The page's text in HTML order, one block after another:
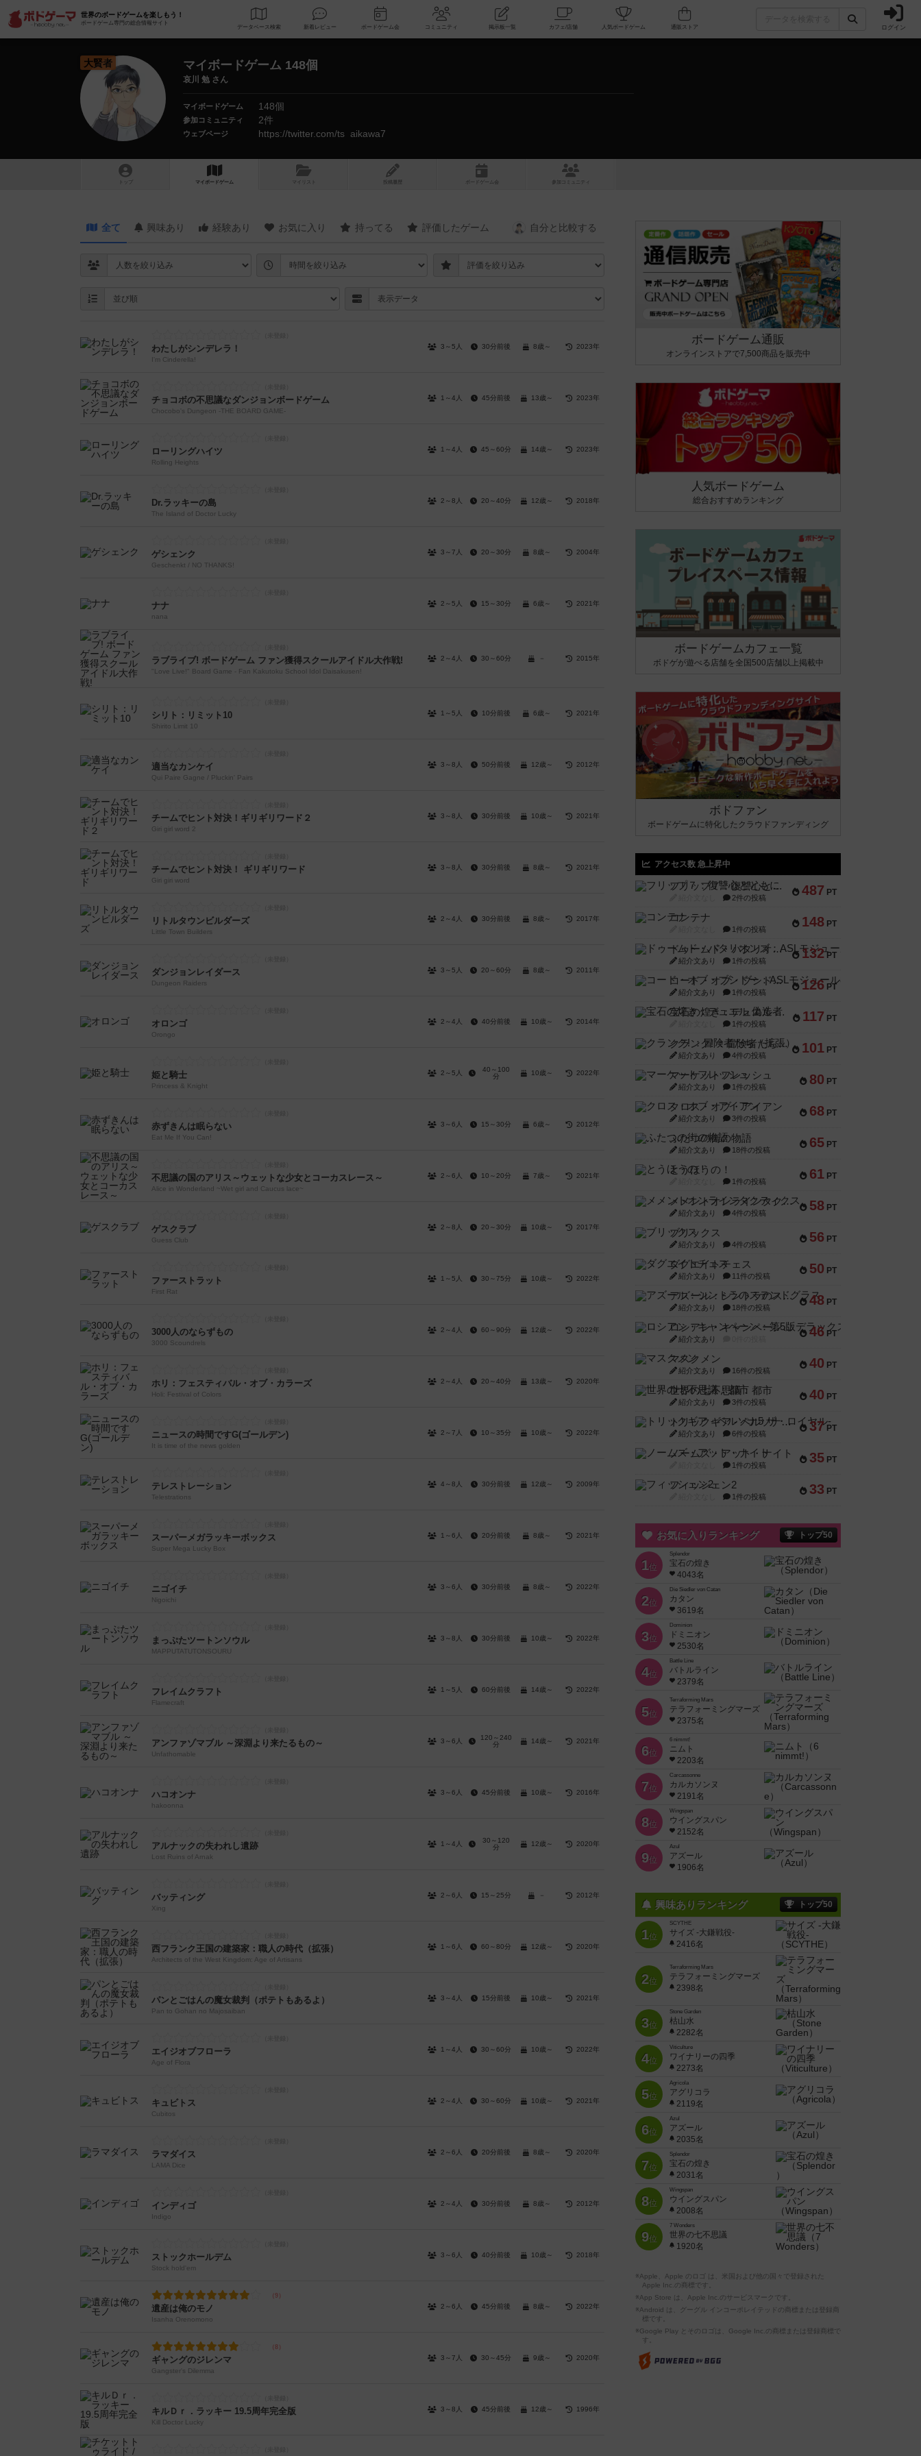
世界のボードゲームを楽しもう！
ボードゲーム専門の総合情報サイト
データベース 検索 新着レビュー ボードゲーム会 コミュニティ 掲示板一覧 カフェ/店舗 人気ボードゲーム ログイン
大賢者 マイボードゲーム 148個
哀川 勉 さん
マイボードゲーム 148個
参加コミュニティ 2件
ウェブページ https://twitter.com/ts_aikawa7
トップ マイボードゲーム マイリスト 投稿履歴 ボ ドゲ ーム コミュニティ
全て 興味あり 経験あり お気に入り 持ってる 評価したゲーム 自分と 比較する
わたしがシンデレラ！
I'm Cinderella!
3～5人 30分前後 8歳～ 2023年
チョコボの不思議なダンジョンボードゲーム
Chocobo's Dungeon -THE BOARD GAME-
1～4人 45分前後 13歳～ 2023年
ローリングハイツ
Rolling Heights
1～4人 45～60分 14歳～ 2023年
Dr.ラッキーの島
The Island of Doctor Lucky
2～8人 20～40分 12歳～ 2018年
ゲシェンク
Geschenkt / NO THANKS!
3～7人 20～30分 8歳～ 2004年
ナナ
nana
2～5人 15～30分 6歳～ 2021年
ラブライブ! ボードゲーム ファン獲得スクールアイドル大作戦!
"Love Live!" Board Game - Fan Kakutoku School Idol Daisakusen!
2～4人 30～60分 － 2015年
シリト：リミット10
Shirito Limit 10
1～5人 10分前後 6歳～ 2021年
適当なカンケイ
Qui Paire Gagne / Pluckin' Pairs
3～8人 50分前後 12歳～ 2012年
チームでヒント対決！ギリギリワード２
Giri girl word 2
3～8人 30分前後 10歳～ 2021年
チームでヒント対決！ ギリギリワード
Giri giri word
3～8人 30分前後 8歳～ 2021年
リトルタウンビルダーズ
Little Town Builders
2～4人 30分前後 8歳～ 2017年
ダンジョンレイダース
Dungeon Raiders
3～5人 20～60分 8歳～ 2011年
オロンゴ
Orongo
2～4人 40分前後 10歳～ 2014年
姫と騎士
Princess & Knight
2～5人
40～100
分
10歳～ 2022年
赤ずきんは眠らない
Eat Me If You Can!
3～6人 15～30分 6歳～ 2012年
不思議の国のアリス～ウェットな少女とコーカスレース～
Alice in Wonderland ~Wet girl and Caucus lace~
2～6人 10～20分 7歳～ 2021年
ゲスクラブ
Guess Club
2～8人 20～30分 10歳～ 2017年
ファーストラット
First Rat
1～5人 30～75分 10歳～ 2022年
3000人のならずもの
3000 Scoundrels
2～4人 60～90分 12歳～ 2022年
ホリ：フェスティバル・オブ・カラーズ
Holi: Festival of Colors
2～4人 20～40分 13歳～ 2020年
ニュースの時間ですG(ゴールデン)
It is time of the news golden
2～7人 10～35分 10歳～ 2022年
テレストレーション
Telestrations
4～8人 30分前後 12歳～ 2009年
スーパーメガラッキーボックス
Super Mega Lucky Box
1～6人 20分前後 8歳～ 2021年
ニゴイチ
Nigoichi
3～6人 30分前後 8歳～ 2022年
まっぷたツートンソウル
MAPPUTATŪTONSOURU
3～8人 30分前後 10歳～ 2022年
フレイムクラフト
Flamecraft
1～5人 60分前後 14歳～ 2022年
アンファゾマブル ～深淵より来たるもの～
Unfathomable
3～6人
120～240
分
14歳～ 2021年
ハコオンナ
hakoonna
3～6人 45分前後 10歳～ 2016年
アルナックの失われし遺跡
Lost Ruins of Arnak
1～4人
30～120
分
12歳～ 2020年
バッティング
Xing
2～6人 15～25分 － 2012年
西フランク王国の建築家：職人の時代（拡張）
Architects of the West Kingdom: Age of Artisans
1～6人 60～80分 12歳～ 2020年
パンとごはんの魔女裁判（ポテトもあるよ）
Pan to Gohan no Majosaiban
3～4人 15分前後 10歳～ 2021年
エイジオブフローラ
Age of Flora
1～4人 30～60分 10歳～ 2022年
キュビトス
Cubitos
2～4人 30～60分 10歳～ 2021年
ラマダイス
LAMA Dice
2～6人 20分前後 8歳～ 2020年
インディゴ
Indigo
2～4人 30分前後 8歳～ 2012年
ストックホールデム
Stock hold'em
3～6人 40分前後 10歳～ 2018年
遺産は俺のモノ
Isanha Orenomono
2～6人 45分前後 8歳～ 2022年
ギャングのジレンマ
Gangster's Dilemma
3～7人 30～45分 9歳～ 2020年
キルＤｒ．ラッキー 19.5周年完全版
Kill Doctor Lucky
3～8人 45分前後 12歳～ 1996年
ボードゲーム通販
オンラインストアで7,500商品を販売中
人気ボードゲーム
総合おすすめランキング
ボードゲームカフェ一覧
ボドゲが遊べる店舗を全国500店舗以上掲載中
ボドファン
ボードゲームに特化したクラウドファンディング
アクセス数 急上昇中
487 PT
フリップ７：復讐心とともに
2件の投稿
148 PT
コンテナ
1件の投稿
132 PT
ドゥームド・バタリオンズ：ASLモジュール11
紹介文あり 1件の投稿
126 PT
コード・オブ・ブシドー：ASLモジュール8
紹介文あり 1件の投稿
117 PT
宝石の煌き：デュエル 偽造者
1件の投稿
101 PT
クランク! ：冒険者たち（拡張）
紹介文あり 4件の投稿
80 PT
マーケットフレッシュ
紹介文あり 1件の投稿
68 PT
クロス・オブ・アイアン
紹介文あり 3件の投稿
65 PT
ふたつの街の物語
紹介文あり 18件の投稿
61 PT
とうほうの！
1件の投稿
58 PT
メメントオンラインタクティクス
紹介文あり 4件の投稿
56 PT
ブリックス
紹介文あり 4件の投稿
50 PT
ダグエイトチェス
紹介文あり 11件の投稿
48 PT
アズール：シントラのステンドグラス
紹介文あり 18件の投稿
46 PT
ロシアン・キャンペーン：第5版デラックス
紹介文あり
40 PT
マスクメン
紹介文あり 16件の投稿
40 PT
世界の七不思議：都市
紹介文あり 3件の投稿
37 PT
トリックギア - ペルソナ5 ザ・ロイヤル-
紹介文あり 6件の投稿
35 PT
ノームズ・アット・ナイト
1件の投稿
33 PT
フィッシェン2
1件の投稿
お気に入りランキング トップ50
1位
Splendor
宝石の煌き
4043名
2位
Die Siedler von Catan
カタン
3619名
3位
Dominion
ドミニオン
2530名
4位
Battle Line
バトルライン
2379名
5位
Terraforming Mars
テラフォーミングマーズ
2375名
6位
6 nimmt!
ニムト
2203名
7位
Carcassonne
カルカソンヌ
2191名
8位
Wingspan
ウイングスパン
2152名
9位
Azul
アズール
1906名
興味ありランキング トップ50
1位
SCYTHE
サイズ -大鎌戦役-
2416名
2位
Terraforming Mars
テラフォーミングマーズ
2398名
3位
Stone Garden
枯山水
2282名
4位
Viticulture
ワイナリーの四季
2273名
5位
Agricola
アグリコラ
2119名
6位
Azul
アズール
2035名
7位
Splendor
宝石の煌き
2031名
8位
Wingspan
ウイングスパン
2008名
9位
7 Wonders
世界の七不思議
1920名
※Apple、Apple のロゴ は、米国および他の国々で登録された
Apple Inc.の商標です。
※App Store は、Apple Inc.のサービスマークです。
※Android は、グーグル インコーポレイテッドの商標または登録商
標です。
※Google Play とそのロゴは、Google Inc.の商標または登録商標で
す。